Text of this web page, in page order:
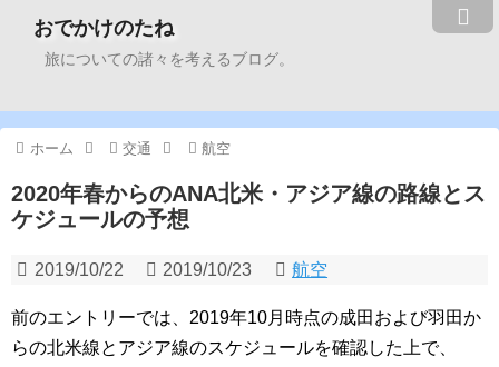
おでかけのたね
旅についての諸々を考えるブログ。
ホーム 交通 航空
2020年春からのANA北米・アジア線の路線とス
ケジュールの予想
2019/10/22 2019/10/23 航空
前のエントリーでは、2019年10月時点の成田および羽田か
らの北米線とアジア線のスケジュールを確認した上で、